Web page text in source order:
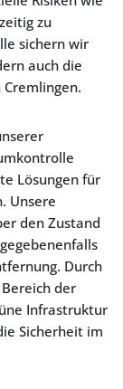
zu
sichern wir
auch die
Lösungen für
Unsere
den Zustand
Durch
der
Infrastruktur
Sicherheit im